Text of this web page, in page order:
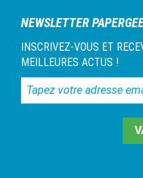
NEWSLETTER
INSCRIVEZ-VOUS ET
MEILLEURES ACTUS !
Tapez
votre